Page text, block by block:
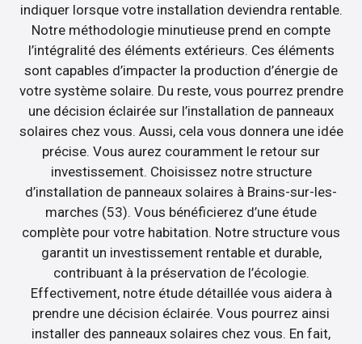
indiquer lorsque votre installation deviendra rentable.
Notre méthodologie minutieuse prend en compte
l’intégralité des éléments extérieurs. Ces éléments
sont capables d’impacter la production d’énergie de
votre système solaire. Du reste, vous pourrez prendre
une décision éclairée sur l’installation de panneaux
solaires chez vous. Aussi, cela vous donnera une idée
précise. Vous aurez couramment le retour sur
investissement. Choisissez notre structure
d’installation de panneaux solaires à Brains-sur-les-
marches (53). Vous bénéficierez d’une étude
complète pour votre habitation. Notre structure vous
garantit un investissement rentable et durable,
contribuant à la préservation de l’écologie.
Effectivement, notre étude détaillée vous aidera à
prendre une décision éclairée. Vous pourrez ainsi
installer des panneaux solaires chez vous. En fait,